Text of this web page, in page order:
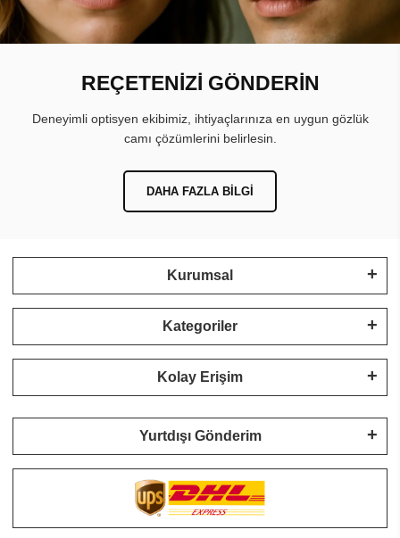
REÇETENİZİ GÖNDERİN
Deneyimli optisyen ekibimiz, ihtiyaçlarınıza en uygun gözlük
camı çözümlerini belirlesin.
DAHA FAZLA BILGI
Kurumsal
Kategoriler
Kolay Erişim
Yurtdışı Gönderim